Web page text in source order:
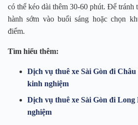
có thể kéo dài thêm 30-60 phút. Để tránh
hành sớm vào buổi sáng hoặc chọn
điểm.
Tìm hiểu thêm:
Dịch vụ thuê xe Sài Gòn đi
kinh nghiệm
Dịch vụ thuê xe Sài Gòn đi
nghiệm